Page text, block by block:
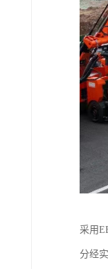
采用
分经